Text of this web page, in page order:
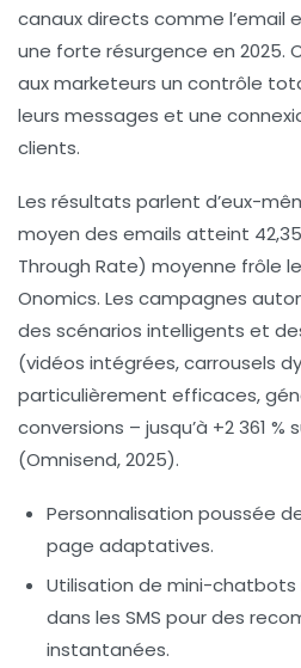
canaux directs comme l’email
une forte résurgence en 2025.
aux marketeurs un contrôle
leurs messages et une
clients.
Les résultats parlent d’eux-
moyen des emails atteint
Through Rate) moyenne frôle
Onomics. Les campagnes
des scénarios intelligents et
(vidéos intégrées, carrousels
particulièrement efficaces,
conversions – jusqu’à +2 361
(Omnisend, 2025).
Personnalisation poussée
page adaptatives.
Utilisation de mini-
dans les SMS pour des
instantanées.